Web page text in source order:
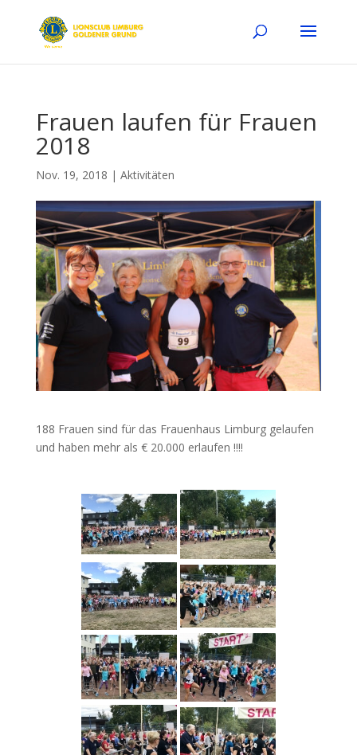
Frauen laufen für Frauen
2018
Nov. 19, 2018 | Aktivitäten
188 Frauen sind für das Frauenhaus Limburg gelaufen
und haben mehr als € 20.000 erlaufen !!!!